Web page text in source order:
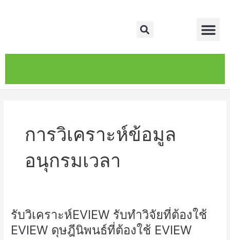
Search
การวิเคราะห์ข้อมูล
อนุกรมเวลา
รับวิเคราะห์EVIEW รับทำวิจัยที่ต้องใช้
EVIEW ดุษฎีนิพนธ์ที่ต้องใช้ EVIEW
รับ
วิเคราะห์EVIEW
รับ